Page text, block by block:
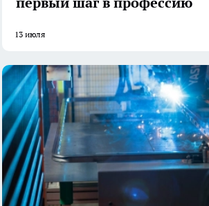
13 июля